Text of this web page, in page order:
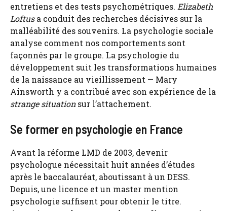
entretiens et des tests psychométriques. Elizabeth
Loftusa conduit des recherches décisives sur la
malléabilité des souvenirs. La psychologie sociale
analyse comment nos comportements sont
façonnés par le groupe. La psychologie du
développement suit les transformations humaines
de la naissance au vieillissement — Mary
Ainsworth y a contribué avec son expérience de la
strange situationsur l’attachement.
Se former en psychologie en France
Avant la réforme LMD de 2003, devenir
psychologue nécessitait huit années d’études
après le baccalauréat, aboutissant à un DESS.
Depuis, une licence et un master mention
psychologie suffisent pour obtenir le titre.